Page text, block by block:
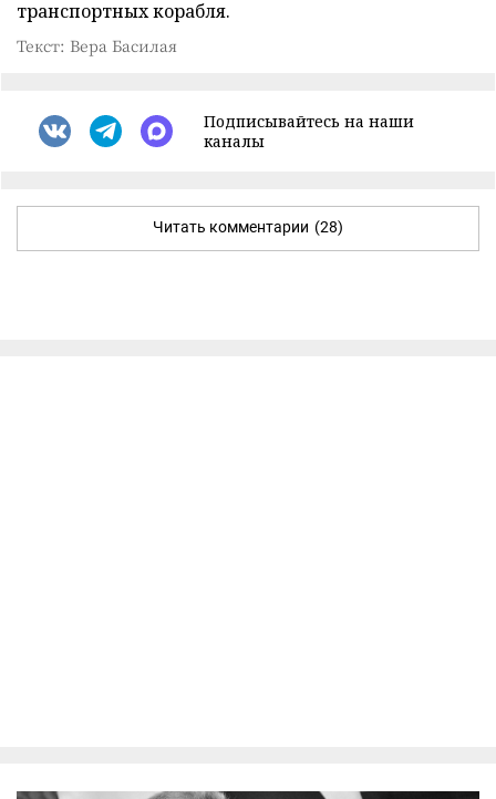
транспортных корабля.
Текст: Вера Басилая
Подписывайтесь на наши
каналы
Читать комментарии (28)